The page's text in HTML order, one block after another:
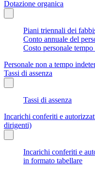
Dotazione organica
Piani triennali dei
Conto annuale del
Costo personale
Personale non a tempo
Tassi di assenza
Tassi di assenza
Incarichi conferiti e
dirigenti)
Incarichi conferiti e
in formato tabellare